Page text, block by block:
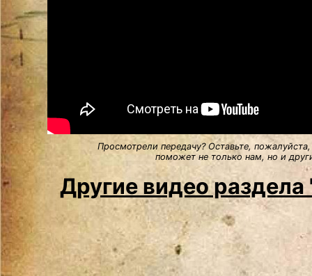
Просмотрели передачу? Оставьте,
поможет не только нам, но и
Другие видео